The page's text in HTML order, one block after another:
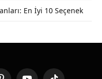
En İyi 10 Seçenek